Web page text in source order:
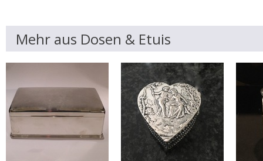
Mehr aus Dosen & Etuis